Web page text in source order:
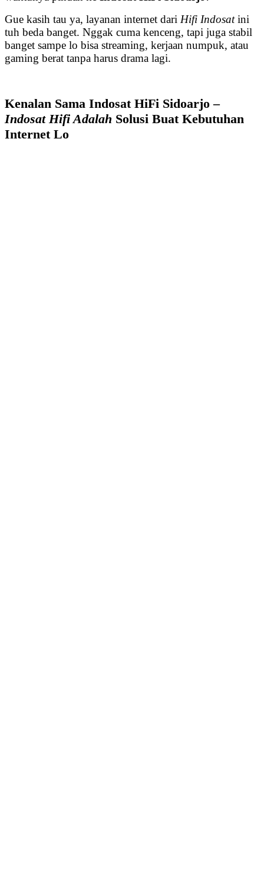
Gue kasih tau ya, layanan internet dari Hifi Indosatini
tuh beda banget. Nggak cuma kenceng, tapi juga stabil
banget sampe lo bisa streaming, kerjaan numpuk, atau
gaming berat tanpa harus drama lagi.
Kenalan Sama Indosat HiFi Sidoarjo –
Indosat Hifi Adalah Solusi Buat Kebutuhan
Internet Lo